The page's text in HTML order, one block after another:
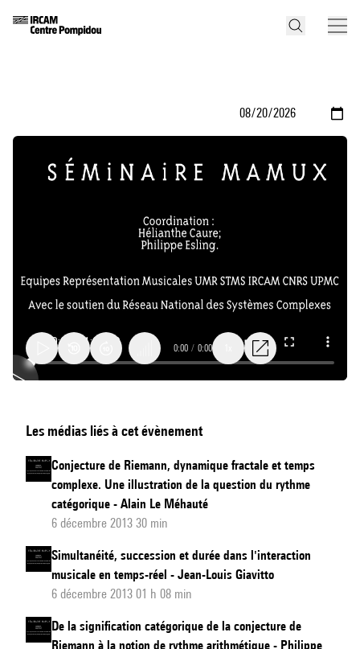
Penser
le
temps
musical
aujourd’hui
…»
…
en
finir
0:00 / 0:00
Les médias liés à cet évènement
Conjecture de Riemann, dynamique fractale et temps
complexe. Une illustration de la question du rythme
catégorique - Alain Le Méhauté
6 décembre 2013 30 min
Simultanéité, succession et durée dans l'interaction
musicale en temps-réel - Jean-Louis Giavitto
6 décembre 2013 01 h 08 min
De la signification catégorique de la conjecture de
Riemann à la notion de rythme arithmétique - Philippe